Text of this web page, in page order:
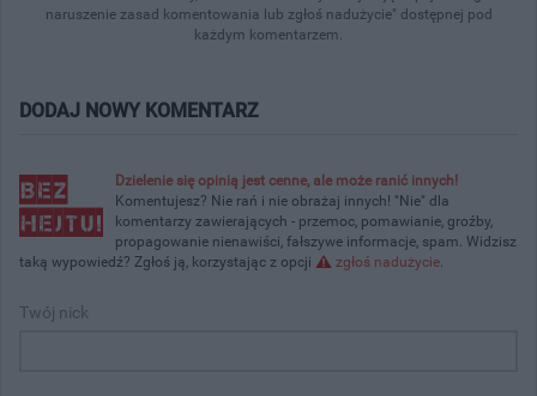
naruszenie zasad komentowania lub zgłoś nadużycie" dostępnej pod
każdym komentarzem.
DODAJ NOWY KOMENTARZ
Dzielenie się opinią jest cenne, ale może ranić innych!
Komentujesz? Nie rań i nie obrażaj innych! "Nie" dla
komentarzy zawierających - przemoc, pomawianie, groźby,
propagowanie nienawiści, fałszywe informacje, spam. Widzisz
taką wypowiedź? Zgłoś ją, korzystając z opcji
zgłoś nadużycie.
Twój nick